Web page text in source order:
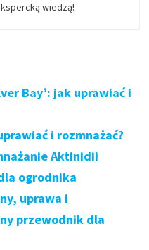
wiedzą!
Bay’: jak uprawiać i
i rozmnażać?
Aktinidii
ogrodnika
uprawa i
przewodnik dla